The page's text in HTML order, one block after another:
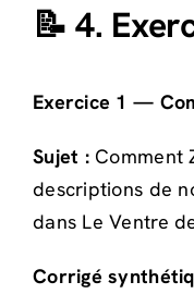
📝 4.
Exercice 1 —
Sujet :Comment
descriptions de
dans Le Ventre
Corrigé